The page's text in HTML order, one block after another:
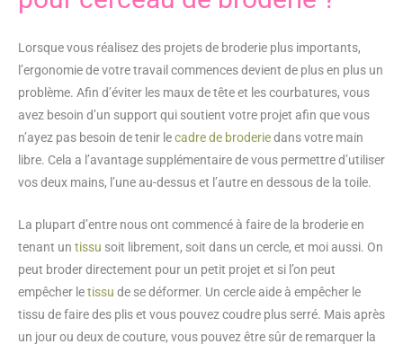
Lorsque vous réalisez des projets de broderie plus importants,
l’ergonomie de votre travail commences devient de plus en plus un
problème. Afin d’éviter les maux de tête et les courbatures, vous
avez besoin d’un support qui soutient votre projet afin que vous
n’ayez pas besoin de tenir lecadre de broderiedans votre main
libre. Cela a l’avantage supplémentaire de vous permettre d’utiliser
vos deux mains, l’une au-dessus et l’autre en dessous de la toile.
La plupart d’entre nous ont commencé à faire de la broderie en
tenant un tissu soit librement, soit dans un cercle, et moi aussi. On
peut broder directement pour un petit projet et si l’on peut
empêcher letissu de se déformer. Un cercle aide à empêcher le
tissu de faire des plis et vous pouvez coudre plus serré. Mais après
un jour ou deux de couture, vous pouvez être sûr de remarquer la